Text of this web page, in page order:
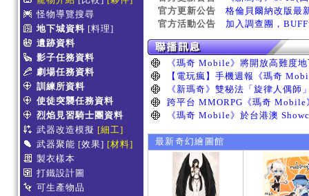
怪物導覽搜尋
地下城資料 [料理]
遺跡資料
影子任務資料
劇場任務資料
訓練所資料
使徒突襲任務資料
烈焰見習騎士團資料
武器改造模擬 [細工]
武器聚能 [效果] [材料]
製衣樣本
打鐵設計圖
可生產物品
官方更新公告
格倫貝爾納改版最
官方活動公告
加入調查團，
最新奇幻繪圖館